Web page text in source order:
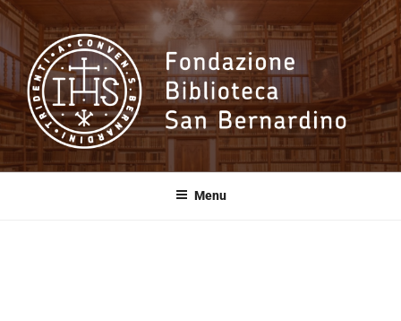
Salta
contenuto
Fondazione
Biblioteca SanMenu